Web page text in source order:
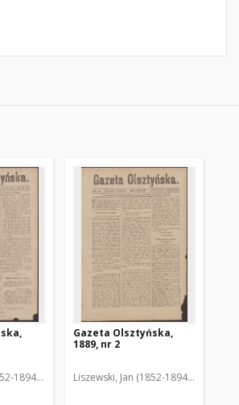
1894). Red.
Gazeta Olsztyńska,
1889, nr 2
Liszewski, Jan (1852-1894). Red.